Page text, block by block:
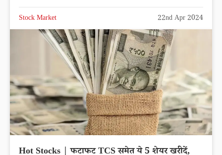
Stock Market 22nd Apr 2024
Hot Stocks | फटाफट TCS समेत ये 5 शेयर खरीदें,